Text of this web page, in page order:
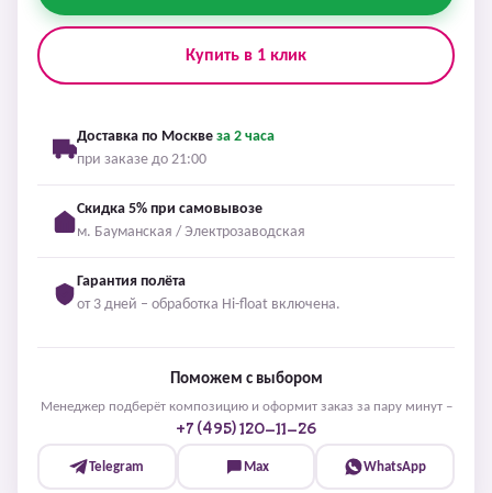
Купить в 1 клик
Доставка по Москве за 2 часа
при заказе до 21:00
Скидка 5% при самовывозе
м. Бауманская / Электрозаводская
Гарантия полёта
от 3 дней – обработка Hi-float включена.
Поможем с выбором
Менеджер подберёт композицию и оформит заказ за пару минут –
+7 (495) 120-11-26
Telegram Max WhatsApp